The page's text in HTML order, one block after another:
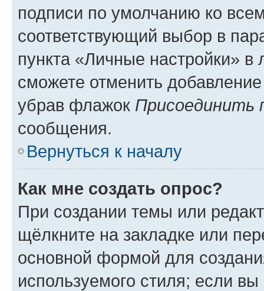
подписи по умолчанию ко
соответствующий выбор в
пункта «Личные настройки»
сможете отменить
убрав флажок Присоединить
сообщения.
Вернуться к началу
Как мне создать опрос?
При создании темы или
щёлкните на закладке или
основной формой для
используемого стиля; если